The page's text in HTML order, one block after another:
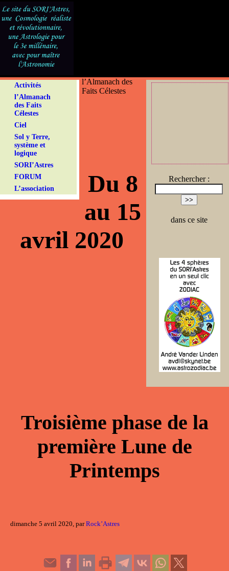
Activités
l’Almanach
des Faits
Célestes
Ciel
Sol y Terre,
système et
logique
SORI’Astres
FORUM
L’association
Rechercher :
dans ce site
l’Almanach des
Faits Célestes
Du 8
au 15
avril 2020
Troisième phase de la
première Lune de
Printemps
dimanche 5 avril 2020, parRock’Astres